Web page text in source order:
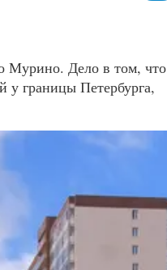
о Мурино. Дело в том, что
у границы Петербурга,